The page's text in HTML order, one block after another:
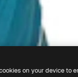
on your device to